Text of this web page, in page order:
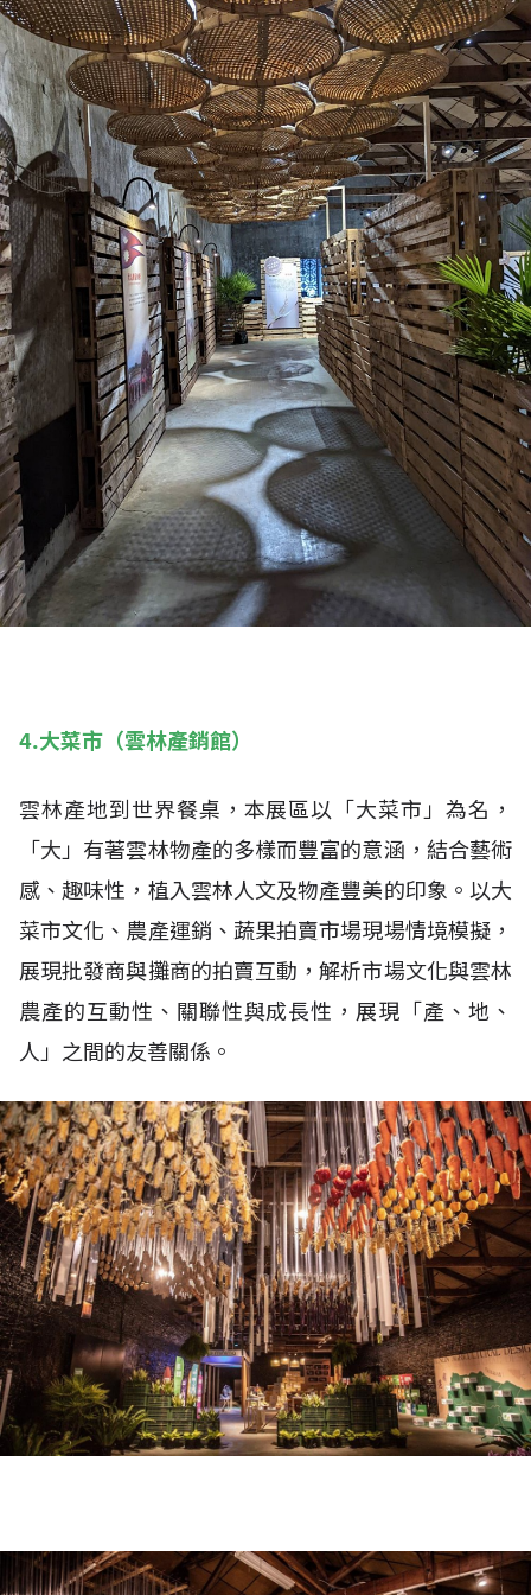
4.大菜市（雲林產銷館）
雲林產地到世界餐桌，本展區以「大菜市」為名，
「大」有著雲林物產的多樣而豐富的意涵，結合藝術
感、趣味性，植入雲林人文及物產豐美的印象。以大
菜市文化、農產運銷、蔬果拍賣市場現場情境模擬，
展現批發商與攤商的拍賣互動，解析市場文化與雲林
農產的互動性、關聯性與成長性，展現「產、地、
人」之間的友善關係。